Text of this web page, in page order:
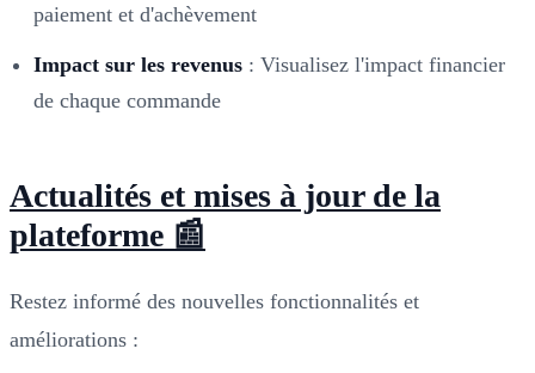
paiement et d'achèvement
Impact sur les revenus : Visualisez l'impact financier
de chaque commande
Actualités et mises à jour de la
plateforme 📰
Restez informé des nouvelles fonctionnalités et
améliorations :